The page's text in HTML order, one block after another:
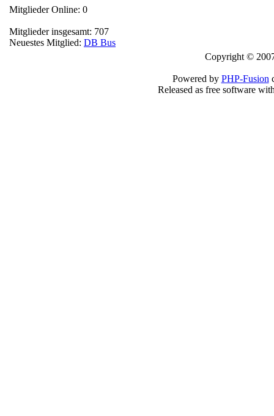
Mitglieder Online: 0
Mitglieder insgesamt: 707
Neuestes Mitglied: DB Bus
Copyright ©
Powered by PHP-Fusion
Released as free software